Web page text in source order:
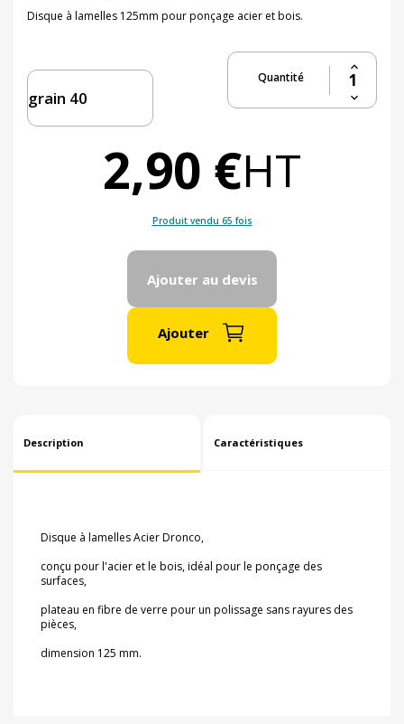
Disque à lamelles 125mm pour ponçage acier et bois.
Quantité
2,90 €HT
Produit vendu 65 fois
Ajouter au devis
Ajouter
Description Caractéristiques
Disque à lamelles Acier Dronco,
conçu pour l'acier et le bois, idéal pour le ponçage des
surfaces,
plateau en fibre de verre pour un polissage sans rayures des
pièces,
dimension 125 mm.